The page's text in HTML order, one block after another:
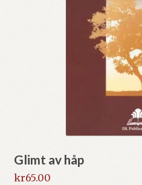
Glimt av håp
kr65.00